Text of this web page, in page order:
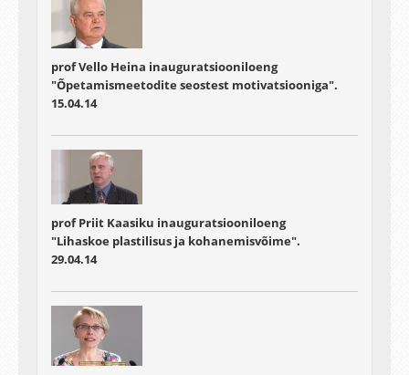
prof Vello Heina inauguratsiooniloeng
"Õpetamismeetodite seostest motivatsiooniga".
15.04.14
prof Priit Kaasiku inauguratsiooniloeng
"Lihaskoe plastilisus ja kohanemisvõime".
29.04.14